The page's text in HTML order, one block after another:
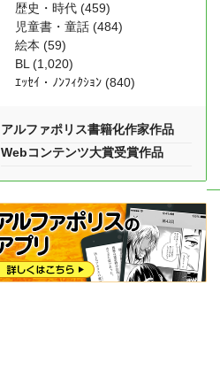
歴史・時代 (459)
児童書・童話 (484)
絵本 (59)
BL (1,020)
ｴｯｾｲ・ﾉﾝﾌｨｸｼｮﾝ (840)
アルファポリス書籍化作家作品
Webコンテンツ大賞受賞作品